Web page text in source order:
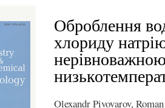
Оброблення
хлориду
Olexandr Pivovarov,